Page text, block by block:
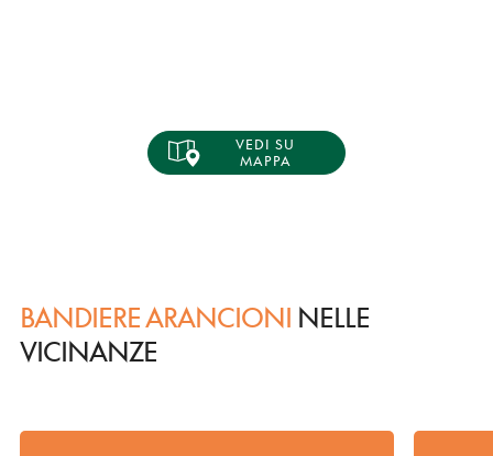
VEDI SU
MAPPA
BANDIERE ARANCIONI NELLE
VICINANZE